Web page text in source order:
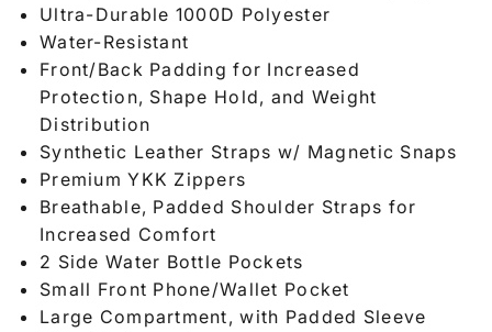
Ultra-Durable 1000D Polyester
Water-Resistant
Front/Back Padding for Increased
Protection, Shape Hold, and Weight
Distribution
Synthetic Leather Straps w/ Magnetic Snaps
Premium YKK Zippers
Breathable, Padded Shoulder Straps for
Increased Comfort
2 Side Water Bottle Pockets
Small Front Phone/Wallet Pocket
Large Compartment, with Padded Sleeve